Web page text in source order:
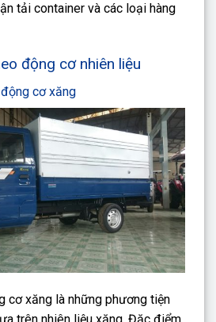
tải container và các loại hàng
động cơ nhiên liệu
cơ xăng
cơ xăng là những phương tiện